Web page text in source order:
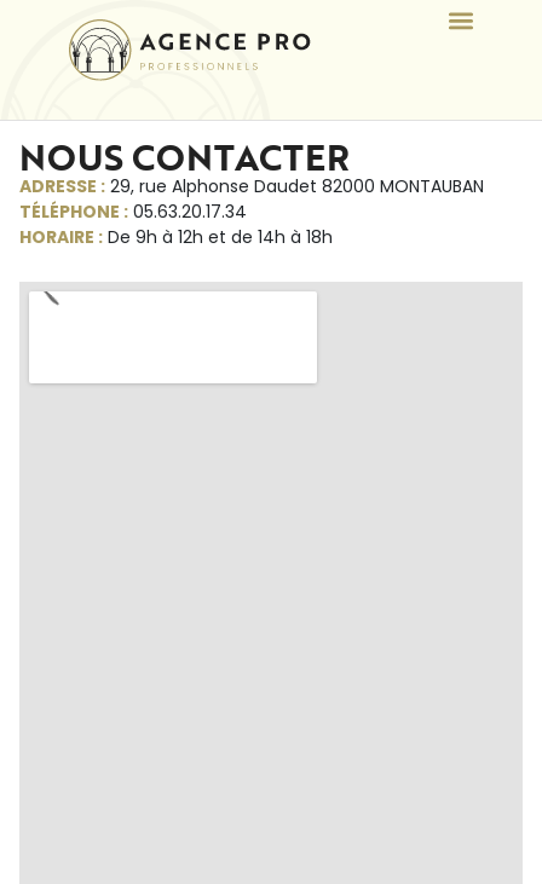
NOUS CONTACTER
ADRESSE : 29, rue Alphonse Daudet 82000 MONTAUBAN
TÉLÉPHONE : 05.63.20.17.34
HORAIRE : De 9h à 12h et de 14h à 18h